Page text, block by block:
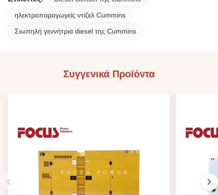
ηλεκτροπαραγωγείς ντίζελ Cummins
Σιωπηλή γεννήτρια diesel της Cummins
Συγγενικά Προϊόντα